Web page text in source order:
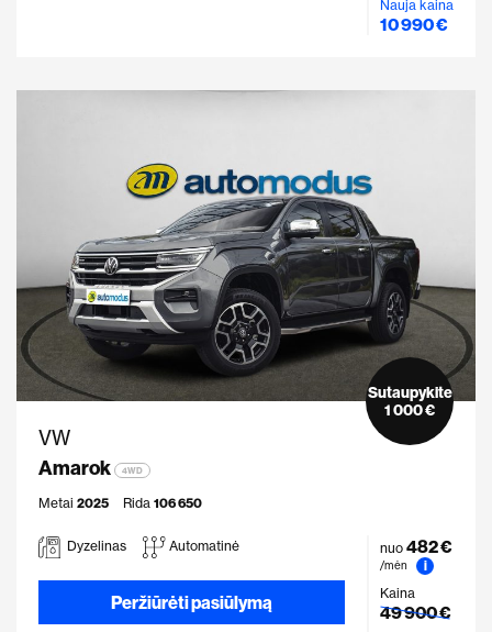
Nauja kaina
10 990 €
VW
Amarok
4WD
Metai 2025 Rida 106 650
Sutaupykite
1 000 €
Dyzelinas Automatinė
Peržiūrėti pasiūlymą
nuo 482 €
/mėn
i
Kaina
49 900 €